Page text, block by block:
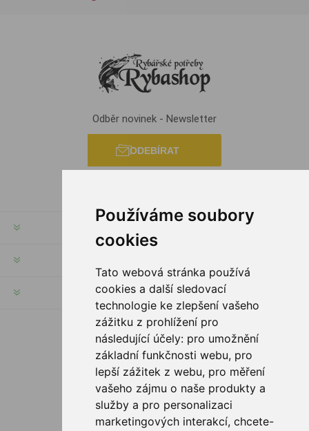
Používáme soubory
cookies
Tato webová stránka používá
cookies a další sledovací
technologie ke zlepšení vašeho
zážitku z prohlížení pro
následující účely: pro umožnění
základní funkčnosti webu, pro
lepší zážitek z webu, pro měření
vašeho zájmu o naše produkty a
služby a pro personalizaci
marketingových interakcí, chcete-
Odběr novinek - Newsletter
ODEBÍRAT
INFORMACE
SLEDUJTE NÁS
MOŽNOSTI PLATBY